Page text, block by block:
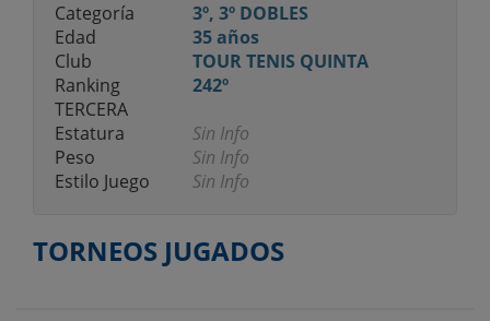
Categoría
3º, 3º DOBLES
Edad
35 años
Club
TOUR TENIS QUINTA
Ranking
TERCERA
242º
Estatura
Sin Info
Peso
Sin Info
Estilo Juego
Sin Info
TORNEOS JUGADOS